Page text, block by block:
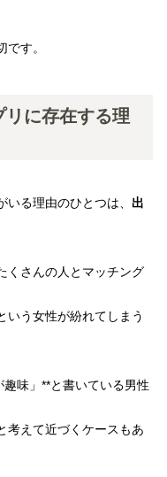
す。
リに存在する理
る理由のひとつは、 出
くさんの人とマッチング
いう女性が紛れてしまう
味」**と書いている男性
考えて近づくケースもあ